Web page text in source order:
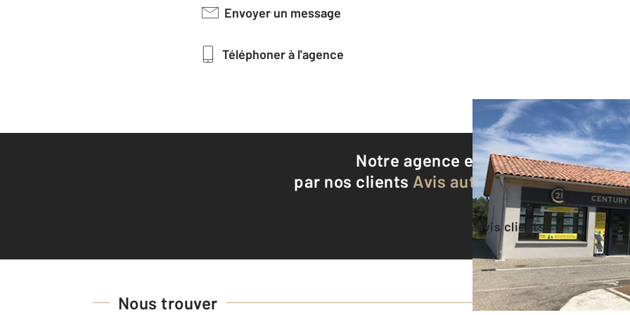
Envoyer un message
Téléphoner à l'agence
Notre agence est notée9,3/10
par nos clients Avis authentifiés par
Voir tous les avis clients
Nous trouver